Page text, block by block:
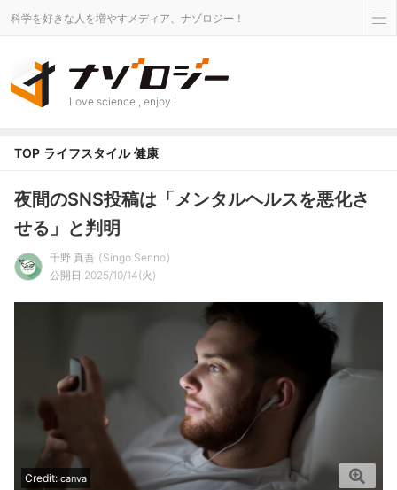
科学を好きな人を増やすメディア、ナゾロジー！
Love science , enjoy !
TOP ライフスタイル 健康
夜間のSNS投稿は「メンタルヘルスを悪化さ
せる」と判明
千野 真吾
Singo Senno
公開日 2025/10/14(火)
Credit: canva